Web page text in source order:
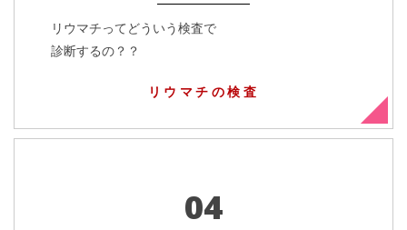
リウマチってどういう検査で
診断するの？？
リウマチの検査
04